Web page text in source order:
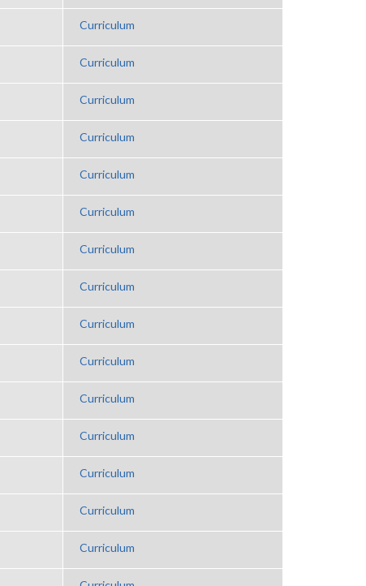
Curriculum
Curriculum
Curriculum
Curriculum
Curriculum
Curriculum
Curriculum
Curriculum
Curriculum
Curriculum
Curriculum
Curriculum
Curriculum
Curriculum
Curriculum